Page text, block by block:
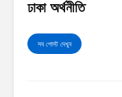
ঢাকা অর্থনীতি
সব পোস্ট দেখুন